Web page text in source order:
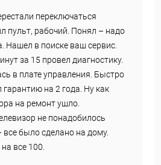
переключаться
пульт, рабочий. Понял – надо
Нашел в поиске ваш сервис.
за 15 провел диагностику.
в плате управления. Быстро
гарантию на 2 года. Ну как
на ремонт ушло.
не понадобилось
все было сделано на дому.
все 100.